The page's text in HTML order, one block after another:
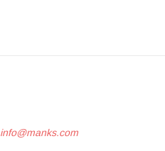
info@manks.com